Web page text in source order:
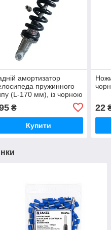
амортизатор
пружинного
(L-170 мм), із чорною
₴
Купити
22